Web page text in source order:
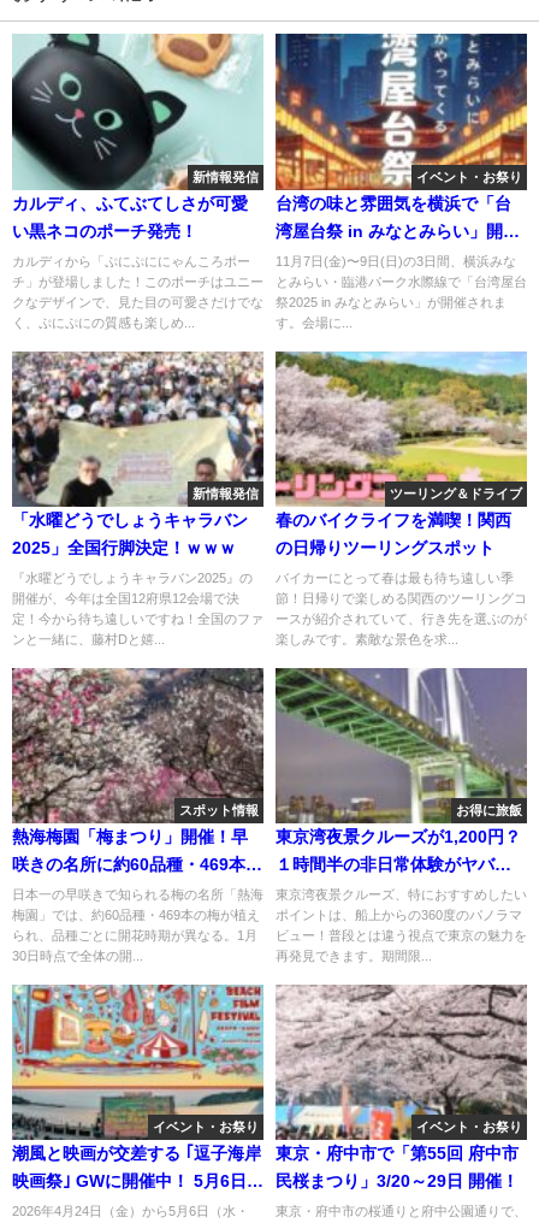
新情報発信
カルディ、ふてぶてしさが可愛
い黒ネコのポーチ発売！
カルディから「ぷにぷににゃんころポー
チ」が登場しました！このポーチはユニー
クなデザインで、見た目の可愛さだけでな
く、ぷにぷにの質感も楽しめ...
イベント・お祭り
台湾の味と雰囲気を横浜で「台
湾屋台祭 in みなとみらい」開
催！
11月7日(金)〜9日(日)の3日間、横浜みな
とみらい・臨港パーク水際線で「台湾屋台
祭2025 in みなとみらい」が開催されま
す。会場に...
新情報発信
「水曜どうでしょうキャラバン
2025」全国行脚決定！ｗｗｗ
『水曜どうでしょうキャラバン2025』の
開催が、今年は全国12府県12会場で決
定！今から待ち遠しいですね！全国のファ
ンと一緒に、藤村Dと嬉...
ツーリング＆ドライブ
春のバイクライフを満喫！関西
の日帰りツーリングスポット
バイカーにとって春は最も待ち遠しい季
節！日帰りで楽しめる関西のツーリングコ
ースが紹介されていて、行き先を選ぶのが
楽しみです。素敵な景色を求...
スポット情報
熱海梅園「梅まつり」開催！早
咲きの名所に約60品種・469本の
梅！
日本一の早咲きで知られる梅の名所「熱海
梅園」では、約60品種・469本の梅が植え
られ、品種ごとに開花時期が異なる。1月
30日時点で全体の開...
お得に旅飯
東京湾夜景クルーズが1,200円？
１時間半の非日常体験がヤバい
件！
東京湾夜景クルーズ、特におすすめしたい
ポイントは、船上からの360度のパノラマ
ビュー！普段とは違う視点で東京の魅力を
再発見できます。期間限...
イベント・お祭り
潮風と映画が交差する ｢逗子海岸
映画祭｣ GWに開催中！ 5月6日ま
で
2026年4月24日（金）から5月6日（水・
イベント・お祭り
東京・府中市で「第55回 府中市
民桜まつり」3/20～29日 開催！
東京・府中市の桜通りと府中公園通りで、